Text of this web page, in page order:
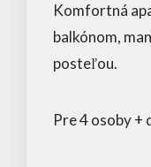
Komfortná
balkónom,
posteľou.
Pre 4 osoby